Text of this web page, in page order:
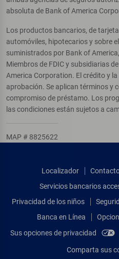
absoluta de Bank of America
Los productos bancarios, de
automóviles, hipotecarios y sobre
suministrados por Bank of
Miembros de FDIC y subsidiarias
America Corporation. El crédito y
aprobación. Se aplican términos y
compromiso de préstamo. Los
las condiciones están sujetos a
MAP # 8825622
Localizador
Servicios bancarios
Privacidad de los niños
Banca en Línea
Sus opciones de privacidad